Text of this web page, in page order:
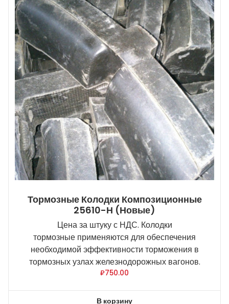
Тормозные Колодки Композиционные
25610-Н (новые)
Цена за штуку с НДС. Колодки
тормозные применяются для обеспечения
необходимой эффективности торможения в
тормозных узлах железнодорожных вагонов.
₽750.00
В корзину